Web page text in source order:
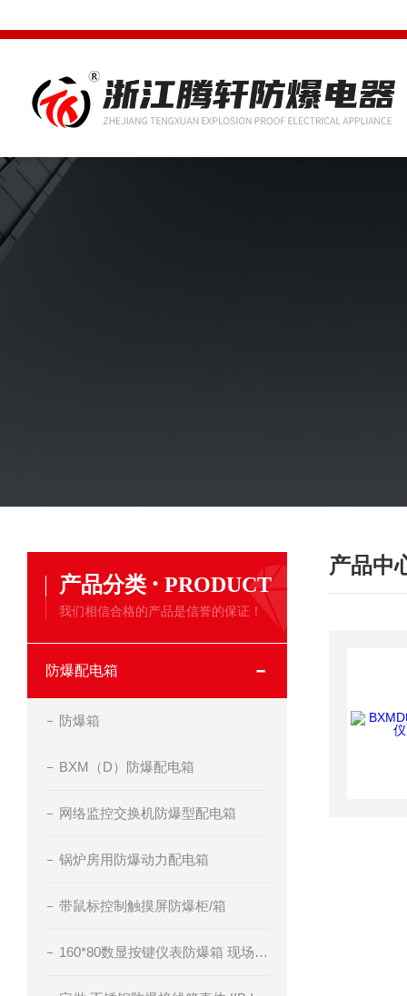
产品分类 · PRODUCT
我们相信合格的产品是信誉的保证！
防爆配电箱
防爆箱
BXM（D）防爆配电箱
网络监控交换机防爆型配电箱
锅炉房用防爆动力配电箱
带鼠标控制触摸屏防爆柜/箱
160*80数显按键仪表防爆箱 现场仪表防爆控制箱
产品中